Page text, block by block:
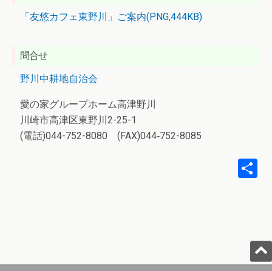
「友悠カフェ東野川」ご案内(PNG,444KB)
問合せ
野川中耕地自治会
愛の家グループホーム高津野川
川崎市高津区東野川2-25-1
(電話)044-752-8080 (FAX)044‐752-8085